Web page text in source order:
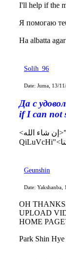
I'll help if the
Я помогаю
Ha albatta
Solih_96
Date: Juma, 13/
Да с
if I can not
<إن شاء الله>"AlLoH yO'lIdA fAqAt sOlIh AmAl
Geunshin
Date: Yakshanba,
OH
UPLOAD
HOME
Park Shin Hye